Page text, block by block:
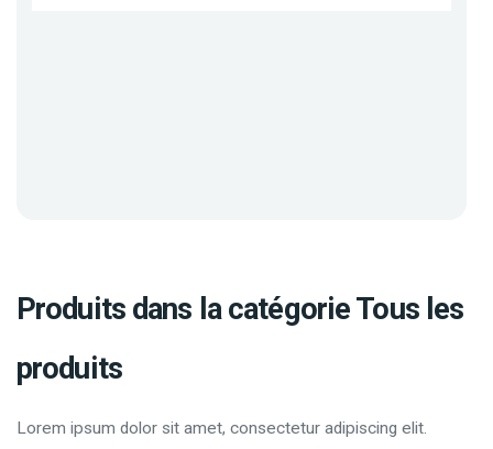
Produits dans la catégorie Tous les
produits
Lorem ipsum dolor sit amet, consectetur adipiscing elit.